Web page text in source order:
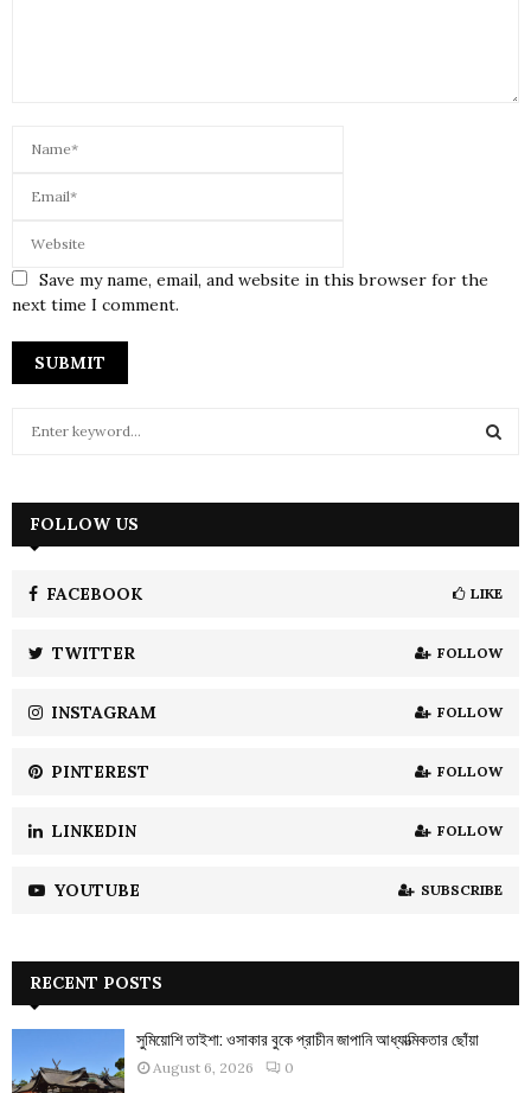
Save my name, email, and website in this browser for the
next time I comment.
h
H
FOLLOW US
FACEBOOK LIKE
TWITTER FOLLOW
INSTAGRAM FOLLOW
PINTEREST FOLLOW
LINKEDIN FOLLOW
YOUTUBE SUBSCRIBE
RECENT POSTS
সুমিয়োশি তাইশা: ওসাকার বুকে প্রাচীন জাপানি আধ্যাত্মিকতার ছোঁয়া
August 6, 2026 0